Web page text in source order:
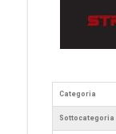
Categoria
Sottocategoria